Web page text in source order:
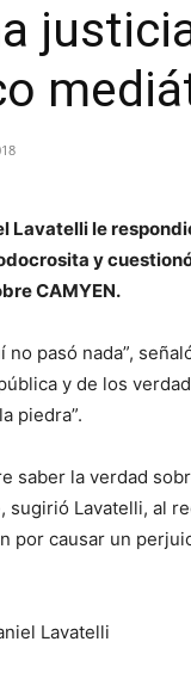
Lavatelli le
y
CAMYEN.
no pasó nada”,
y de los
piedra”.
saber la verdad
sugirió Lavatelli, al
por causar un
Lavatelli